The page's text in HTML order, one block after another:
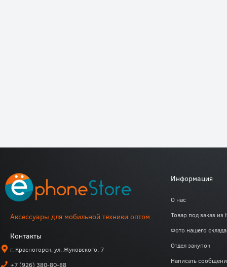
Аксессуары для мобильной техники оптом
Контакты
г. Красногорск, ул. Жуковского, 7
+7 (926) 380-80-88
Информация
О нас
Товар под заказ из
Фото нашего склада
Отдел закупок
Написать